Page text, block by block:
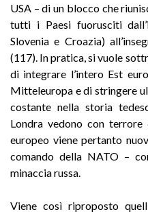
USA – di un blocco che
tutti i Paesi fuorusciti
Slovenia e Croazia)
(117). In pratica, si vuole
di integrare l’intero Est
Mitteleuropa e di stringere
costante nella storia
Londra vedono con terrore
europeo viene pertanto
comando della NATO –
minaccia russa.
Viene così riproposto